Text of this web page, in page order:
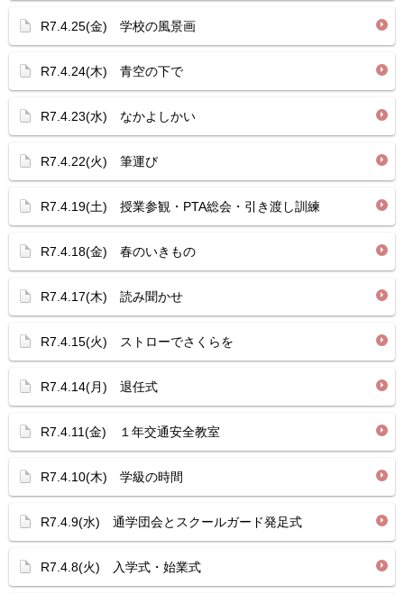
R7.4.25(金) 学校の風景画
R7.4.24(木) 青空の下で
R7.4.23(水) なかよしかい
R7.4.22(火) 筆運び
R7.4.19(土) 授業参観・PTA総会・引き渡し訓練
R7.4.18(金) 春のいきもの
R7.4.17(木) 読み聞かせ
R7.4.15(火) ストローでさくらを
R7.4.14(月) 退任式
R7.4.11(金) １年交通安全教室
R7.4.10(木) 学級の時間
R7.4.9(水) 通学団会とスクールガード発足式
R7.4.8(火) 入学式・始業式